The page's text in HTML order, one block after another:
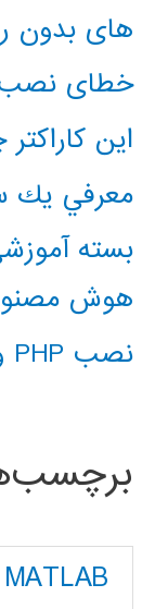
های بدون
خطای نصب
این کاراکتر
معرفي يك
بسته
هوش
نصب PHP و composer در ویندوز 10